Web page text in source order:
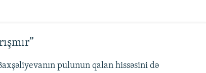
pulunun qalan hissəsini də